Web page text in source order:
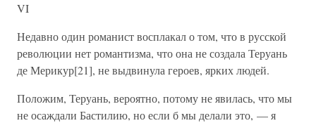
VI
Недавно один романист восплакал о том, что в русской
революции нет романтизма, что она не создала Теруань
де Мерикур[21], не выдвинула героев, ярких людей.
Положим, Теруань, вероятно, потому не явилась, что мы
не осаждали Бастилию, но если б мы делали это, — я